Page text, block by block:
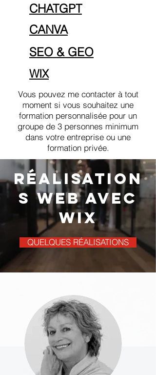
CHATGPT
CANVA
SEO & GEO
WIX
Vous pouvez me contacter à tout
moment si vous souhaitez une
formation personnalisée pour un
groupe de 3 personnes minimum
dans votre entreprise ou une
formation privée.
réalisation
S WEB avec
wix
QUELQUES RÉALISATIONS